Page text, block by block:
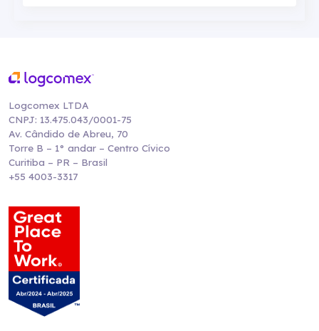
Logcomex LTDA
CNPJ: 13.475.043/0001-75
Av. Cândido de Abreu, 70
Torre B – 1° andar – Centro Cívico
Curitiba – PR – Brasil
+55 4003-3317